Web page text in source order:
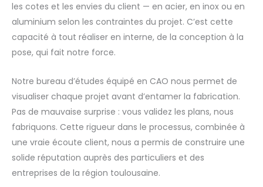
les cotes et les envies du client — en acier, en inox ou en
aluminium selon les contraintes du projet. C’est cette
capacité à tout réaliser en interne, de la conception à la
pose, qui fait notre force.
Notre bureau d’études équipé en CAO nous permet de
visualiser chaque projet avant d’entamer la fabrication.
Pas de mauvaise surprise : vous validez les plans, nous
fabriquons. Cette rigueur dans le processus, combinée à
une vraie écoute client, nous a permis de construire une
solide réputation auprès des particuliers et des
entreprises de la région toulousaine.